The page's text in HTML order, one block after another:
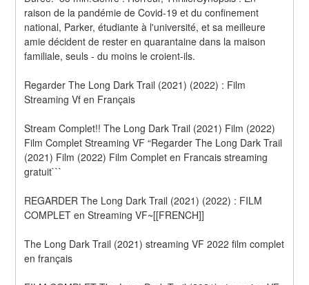
raison de la pandémie de Covid-19 et du confinement
national, Parker, étudiante à l'université, et sa meilleure
amie décident de rester en quarantaine dans la maison
familiale, seuls - du moins le croient-ils.
Regarder The Long Dark Trail (2021) (2022) : Film
Streaming Vf en Français
Stream Complet!! The Long Dark Trail (2021) Film (2022)
Film Complet Streaming VF “Regarder The Long Dark Trail
(2021) Film (2022) Film Complet en Francais streaming
gratuit```
REGARDER The Long Dark Trail (2021) (2022) : FILM
COMPLET en Streaming VF~[[FRENCH]]
The Long Dark Trail (2021) streaming VF 2022 film complet
en français